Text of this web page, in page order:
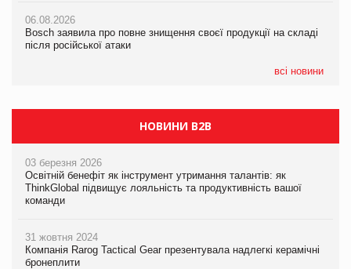
06.08.2026
Bosch заявила про повне знищення своєї продукції на складі
після російської атаки
всі новини
06.08.2026
Bosch заявила про повне знищення своєї продукції на складі
після російської атаки
06.08.2026
Bosch заявила про повне знищення своєї продукції на складі
після російської атаки
НОВИНИ B2B
03 березня 2026
Освітній бенефіт як інструмент утримання талантів: як
ThinkGlobal підвищує лояльність та продуктивність вашої
команди
31 жовтня 2024
Компанія Rarog Tactical Gear презентувала надлегкі керамічні
бронеплити